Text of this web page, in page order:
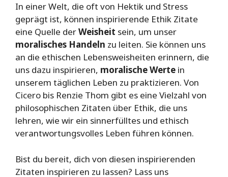
In einer Welt, die oft von Hektik und Stress
geprägt ist, können inspirierende Ethik Zitate
eine Quelle derWeisheit sein, um unser
moralisches Handeln zu leiten. Sie können uns
an die ethischen Lebensweisheiten erinnern, die
uns dazu inspirieren, moralische Werte in
unserem täglichen Leben zu praktizieren. Von
Cicero bis Renzie Thom gibt es eine Vielzahl von
philosophischen Zitaten über Ethik, die uns
lehren, wie wir ein sinnerfülltes und ethisch
verantwortungsvolles Leben führen können.
Bist du bereit, dich von diesen inspirierenden
Zitaten inspirieren zu lassen? Lass uns